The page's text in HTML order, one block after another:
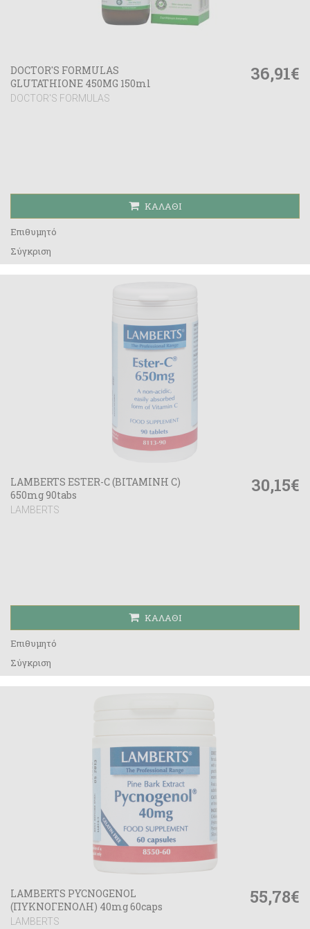
DOCTOR'S FORMULAS
GLUTATHIONE 450MG 150ml
DOCTOR'S FORMULAS
36,91€
ΚΑΛΆΘΙ
Επιθυμητό
Σύγκριση
LAMBERTS ESTER-C (ΒΙΤΑΜΙΝΗ C)
650mg 90tabs
LAMBERTS
30,15€
ΚΑΛΆΘΙ
Επιθυμητό
Σύγκριση
LAMBERTS PYCNOGENOL
(ΠΥΚΝΟΓΕΝΟΛΗ) 40mg 60caps
LAMBERTS
55,78€